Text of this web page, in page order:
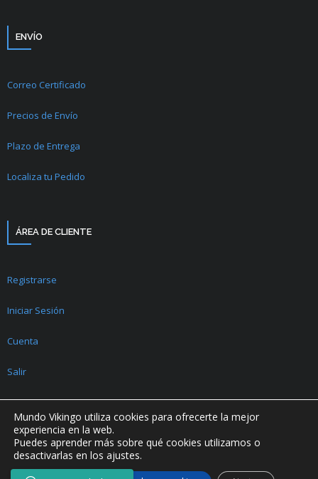
ENVÍO
Correo Certificado
Precios de Envío
Plazo de Entrega
Localiza tu Pedido
ÁREA DE CLIENTE
Registrarse
Iniciar Sesión
Cuenta
Salir
2018 - 2026 © Mundo Vikingo | Todos los derechos reservados
Mundo Vikingo utiliza cookies para ofrecerte la mejor
experiencia en la web.
Puedes aprender más sobre qué cookies utilizamos o
desactivarlas en los ajustes.